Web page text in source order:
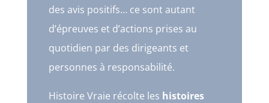
des avis positifs… ce sont autant
d’épreuves et d’actions prises au
quotidien par des dirigeants et
personnes à responsabilité.
Histoire Vraie récolte les histoires